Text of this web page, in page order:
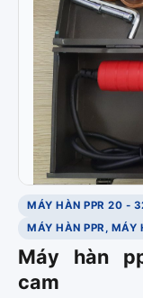
MÁY HÀN PPR 20 -
MÁY HÀN PPR, MÁY
Máy hàn
cam